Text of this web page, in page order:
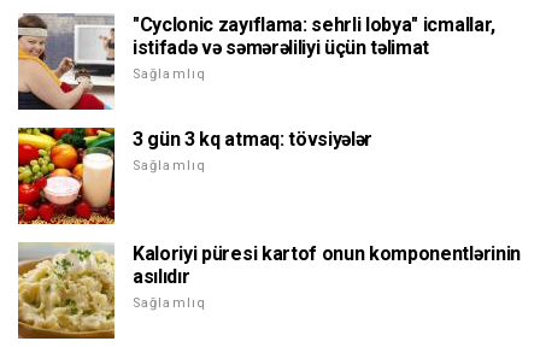
"Cyclonic zayıflama: sehrli lobya" icmallar,
istifadə və səmərəliliyi üçün təlimat
Sağlamlıq
3 gün 3 kq atmaq: tövsiyələr
Sağlamlıq
Kaloriyi püresi kartof onun komponentlərinin
asılıdır
Sağlamlıq